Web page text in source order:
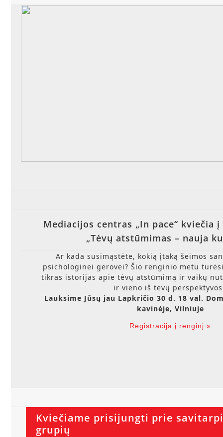
Mediacijos centras „In pace“
„Tėvų atstūmimas – nauja
Ar kada susimąstėte, kokią įtaką šeimos
psichologinei gerovei? Šio renginio metu
tikras istorijas apie tėvų atstūmimą ir vaikų
ir vieno iš tėvų
Lauksime Jūsų jau Lapkričio 30 d. 18 val.
kavinėje, Vilniuje
Registracija į renginį »
Kviečiame prisijungti prie
grupių